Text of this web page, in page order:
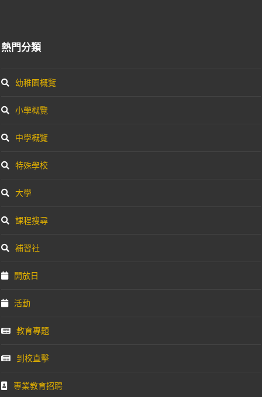
熱門分類
幼稚園概覽
小學概覽
中學概覽
特殊學校
大學
課程搜尋
補習社
開放日
活動
教育專題
到校直擊
專業教育招聘